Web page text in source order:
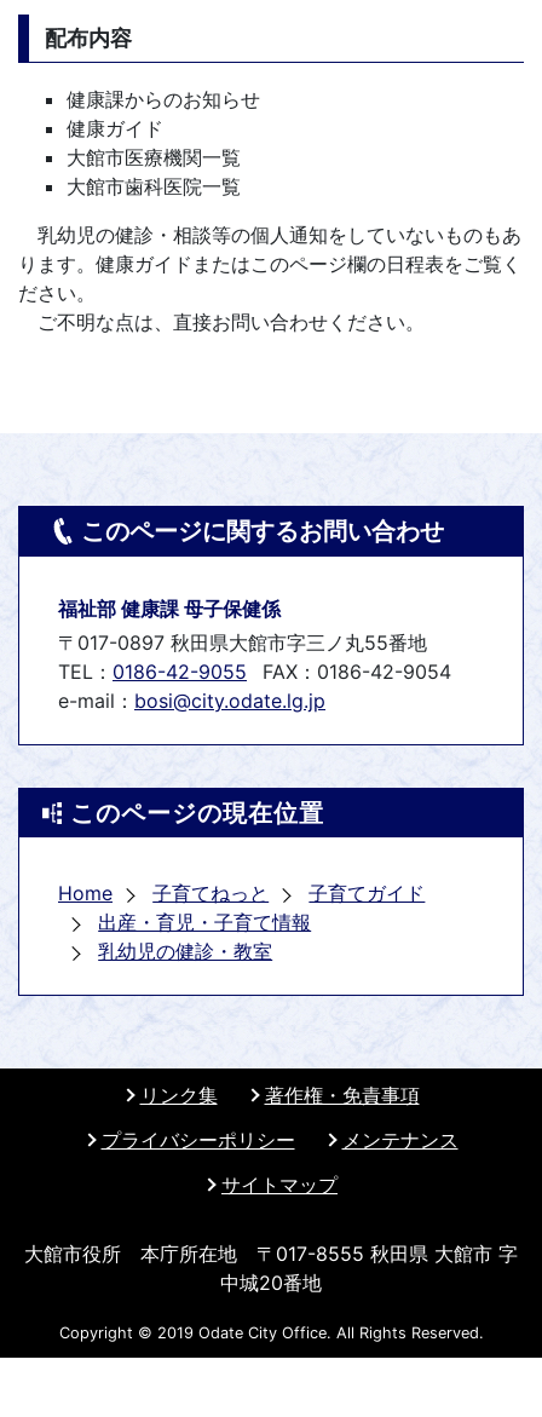
配布内容
健康課からのお知らせ
健康ガイド
大館市医療機関一覧
大館市歯科医院一覧
乳幼児の健診・相談等の個人通知をしていないものもあ
ります。健康ガイドまたはこのページ欄の日程表をご覧く
ださい。
ご不明な点は、直接お問い合わせください。
このページに関するお問い合わせ
福祉部 健康課 母子保健係
〒017-0897 秋田県大館市字三ノ丸55番地
TEL： 0186-42-9055
FAX：0186-42-9054
e-mail： bosi@city.odate.lg.jp
このページの現在位置
Home 子育てねっと
子育てガイド
出産・育児・子育て情報
乳幼児の健診・教室
リンク集
著作権・免責事項
プライバシーポリシー
メンテナンス
サイトマップ
大館市役所 本庁所在地 〒017-8555 秋田県 大館市 字
中城20番地
Copyright © 2019 Odate City Office. All Rights Reserved.